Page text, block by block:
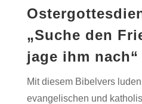
„Suche den
jage ihm nach“
Mit diesem Bibelvers
evangelischen und